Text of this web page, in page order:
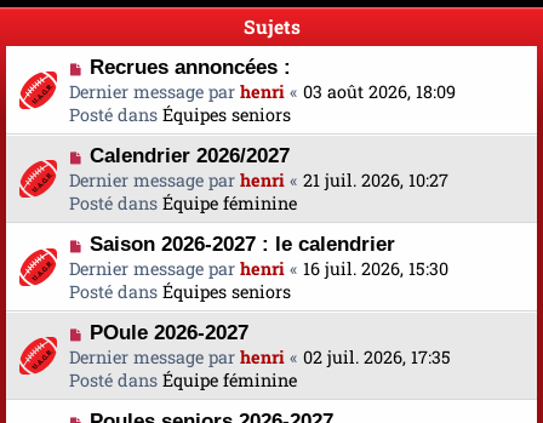
c
h
Sujets
N
o
u
v
e
a
u
m
e
s
s
a
g
e
Recrues annoncées :
Dernier message par henri « 03 août 2026, 18:09
Posté dans Équipes seniors
N
o
u
v
e
a
u
m
e
s
s
a
Calendrier 2026/2027
Dernier message par henri « 21 juil. 2026, 10:27
Posté dans Équipe féminine
N
o
u
v
e
a
u
m
Saison 2026-2027 : le calendrier
Dernier message par henri « 16 juil. 2026, 15:30
Posté dans Équipes seniors
N
o
u
v
POule 2026-2027
Dernier message par henri « 02 juil. 2026, 17:35
Posté dans Équipe féminine